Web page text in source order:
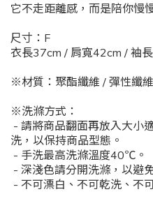
它不走距離感，而是陪你慢
尺寸：F
衣長37cm / 肩寬42cm / 袖
※材質：聚酯纖維 / 彈性纖維
※洗滌方式：
- 請將商品翻面再放入大小
洗，以保持商品型態。
- 手洗最高洗滌溫度40℃。
- 深淺色請分開洗滌，以避
- 不可漂白、不可乾洗、不